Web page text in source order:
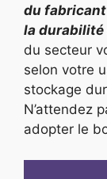
du
la durabilité
du secteur
selon votre
stockage
N’attendez
adopter le